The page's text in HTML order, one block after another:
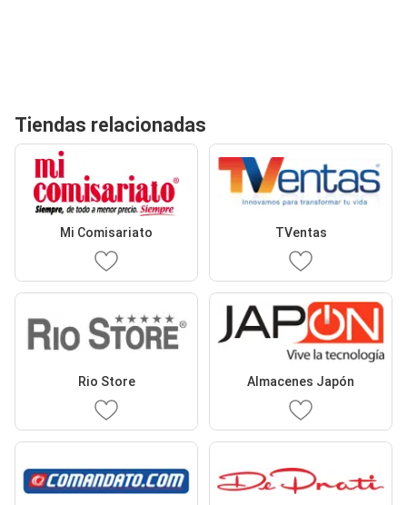
Tiendas relacionadas
Mi Comisariato TVentas
Rio Store Almacenes Japón